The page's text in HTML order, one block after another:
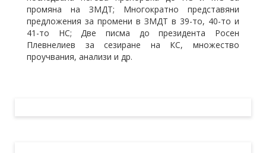
промяна на ЗМДТ; Многократно представяни
предложения за промени в ЗМДТ в 39-то, 40-то и
41-то НС; Две писма до президента Росен
Плевнелиев за сезиране на КС, множество
проучвания, анализи и др.